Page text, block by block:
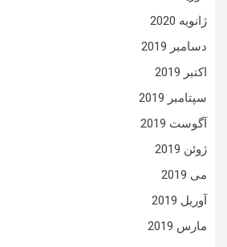
ژانویه 2020
دسامبر 2019
اکتبر 2019
سپتامبر 2019
آگوست 2019
ژوئن 2019
می 2019
آوریل 2019
مارس 2019